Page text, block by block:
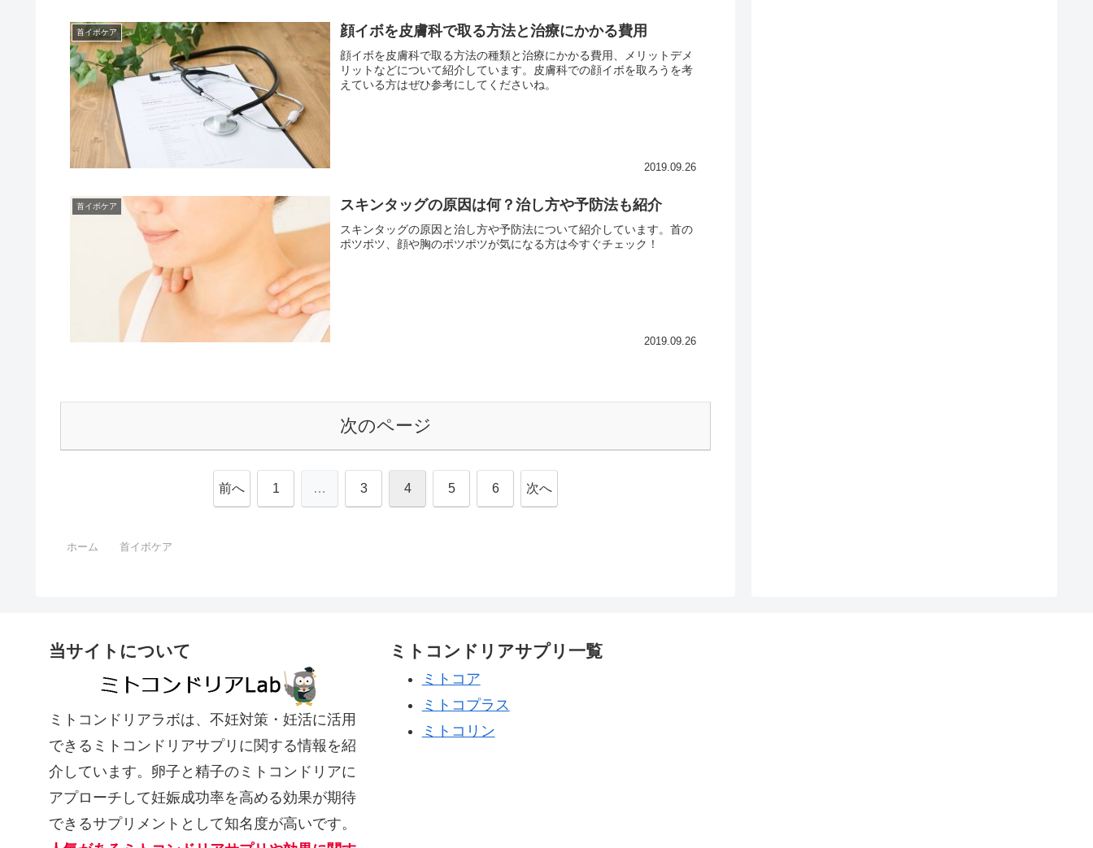
首イボケア 顔イボを皮膚科で取る方法と治療にかかる費用
顔イボを皮膚科で取る方法の種類と治療にかかる費用、メリットデメ
リットなどについて紹介しています。皮膚科での顔イボを取ろうを考
えている方はぜひ参考にしてくださいね。
2019.09.26
首イボケア スキンタッグの原因は何？治し方や予防法も紹介
スキンタッグの原因と治し方や予防法について紹介しています。首の
ポツポツ、顔や胸のポツポツが気になる方は今すぐチェック！
2019.09.26
次のページ
前へ 1 … 3 4 5 6 次へ
ホーム 首イボケア
当サイトについて
ミトコンドリアラボは、不妊対策・妊活に活用
できるミトコンドリアサプリに関する情報を紹
介しています。卵子と精子のミトコンドリアに
アプローチして妊娠成功率を高める効果が期待
できるサプリメントとして知名度が高いです。
ミトコンドリアサプリ一覧
ミトコア
ミトコプラス
ミトコリン